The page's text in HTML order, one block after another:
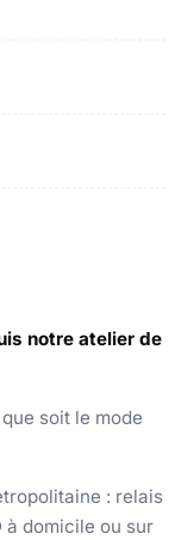
notre atelier de
soit le mode
: relais
à domicile ou sur